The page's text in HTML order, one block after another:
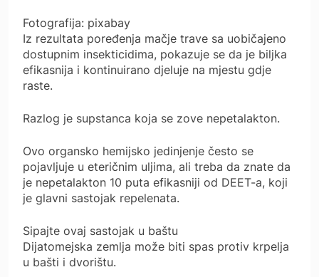
Fotografija: pixabay
Iz rezultata poređenja mačje trave sa uobičajeno
dostupnim insekticidima, pokazuje se da je biljka
efikasnija i kontinuirano djeluje na mjestu gdje
raste.
Razlog je supstanca koja se zove nepetalakton.
Ovo organsko hemijsko jedinjenje često se
pojavljuje u eteričnim uljima, ali treba da znate da
je nepetalakton 10 puta efikasniji od DEET-a, koji
je glavni sastojak repelenata.
Sipajte ovaj sastojak u baštu
Dijatomejska zemlja može biti spas protiv krpelja
u bašti i dvorištu.